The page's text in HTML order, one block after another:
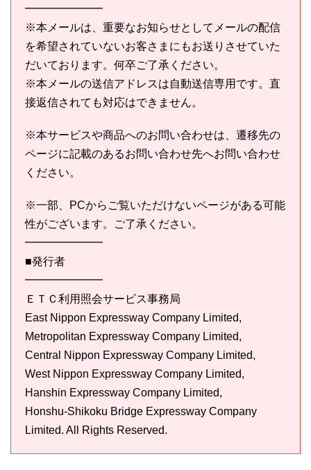
━━━━━━━
※本メールは、重要なお知らせとしてメールの配信
を希望されていないお客さまにもお送りさせていた
だいております。何卒ご了承ください。
※本メールの送信アドレスは自動送信専用です。直
接返信されても対応はできません。
※本サービスや商品へのお問い合わせは、遷移先の
ページに記載のあるお問い合わせ先へお問い合わせ
ください。
※一部、PCからご覧いただけないページがある可能
性がございます。ご了承ください。
━━━━━━━
■発行者
━━━━━━━
ＥＴＣ利用照会サービス事務局
East Nippon Expressway Company Limited,
Metropolitan Expressway Company Limited,
Central Nippon Expressway Company Limited,
West Nippon Expressway Company Limited,
Hanshin Expressway Company Limited,
Honshu-Shikoku Bridge Expressway Company
Limited. All Rights Reserved.